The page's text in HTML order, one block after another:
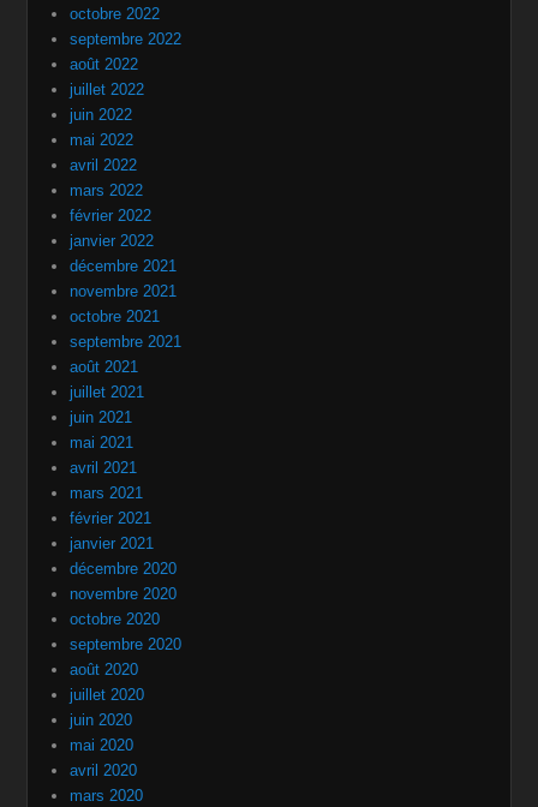
octobre 2022
septembre 2022
août 2022
juillet 2022
juin 2022
mai 2022
avril 2022
mars 2022
février 2022
janvier 2022
décembre 2021
novembre 2021
octobre 2021
septembre 2021
août 2021
juillet 2021
juin 2021
mai 2021
avril 2021
mars 2021
février 2021
janvier 2021
décembre 2020
novembre 2020
octobre 2020
septembre 2020
août 2020
juillet 2020
juin 2020
mai 2020
avril 2020
mars 2020